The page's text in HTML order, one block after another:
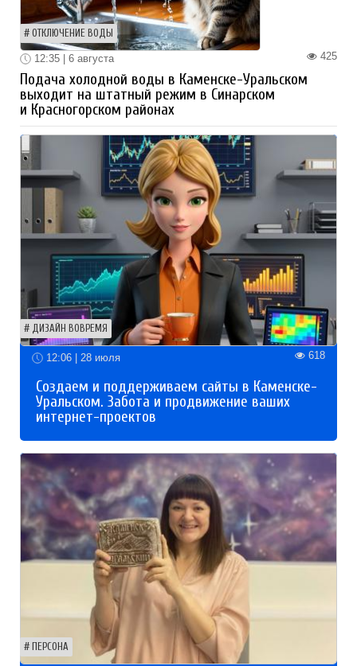
ОТКЛЮЧЕНИЕ ВОДЫ
425
12:35 | 6 августа
Подача холодной воды в Каменске-Уральском
выходит на штатный режим в Синарском
и Красногорском районах
ДИЗАЙН ВОВРЕМЯ
12:06 | 28 июля 618
Создаем и поддерживаем сайты в Каменске-
Уральском. Забота и продвижение ваших
интернет-проектов
ПЕРСОНА